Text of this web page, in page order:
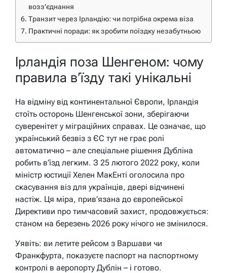
возз’єднання
Транзит через Ірландію: чи потрібна окрема віза
Практичні поради: як зробити поїздку незабутньою
Ірландія поза Шенгеном: чому
правила в’їзду такі унікальні
На відміну від континентальної Європи, Ірландія
стоїть осторонь Шенгенської зони, зберігаючи
суверенітет у міграційних справах. Це означає, що
український безвіз з ЄС тут не грає ролі
автоматично – але спеціальне рішення Дубліна
робить в’їзд легким. З 25 лютого 2022 року, коли
міністр юстиції Хелен МакЕнті оголосила про
скасування віз для українців, двері відчинені
настіж. Ця міра, прив’язана до європейської
Директиви про тимчасовий захист, продовжується:
станом на березень 2026 року нічого не змінилося.
Уявіть: ви летите рейсом з Варшави чи
Франкфурта, показуєте паспорт на паспортному
контролі в аеропорту Дублін – і готово.